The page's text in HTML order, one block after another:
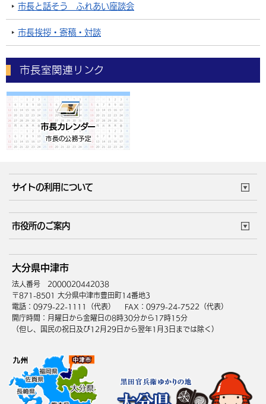
市長と話そう ふれあい座談会
市長挨拶・寄稿・対談
市長室関連リンク
サイトの利用について
サイトマップ
市役所のご案内
庁舎地図 組織案内
中津市へのアクセス
大分県中津市
法人番号 2000020442038
〒871-8501 大分県中津市豊田町14番地3
電話：0979-22-1111（代表）
FAX：0979-24-7522（代表）
開庁時間：月曜日から金曜日の8時30分から17時15分
（但し、国民の祝日及び12月29日から翌年1月3日までは除く）